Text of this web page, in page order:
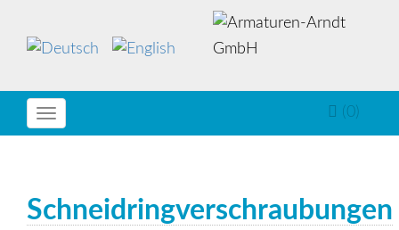
Toggle
(0)
Schneidringverschraubungen